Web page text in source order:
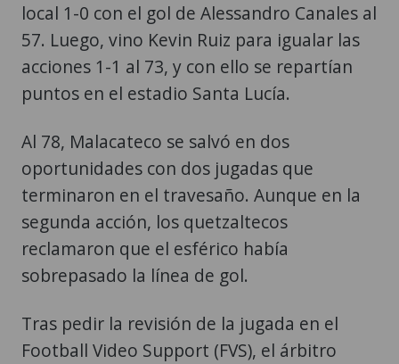
local 1-0 con el gol de Alessandro Canales al
57. Luego, vino Kevin Ruiz para igualar las
acciones 1-1 al 73, y con ello se repartían
puntos en el estadio Santa Lucía.
Al 78, Malacateco se salvó en dos
oportunidades con dos jugadas que
terminaron en el travesaño. Aunque en la
segunda acción, los quetzaltecos
reclamaron que el esférico había
sobrepasado la línea de gol.
Tras pedir la revisión de la jugada en el
Football Video Support (FVS), el árbitro